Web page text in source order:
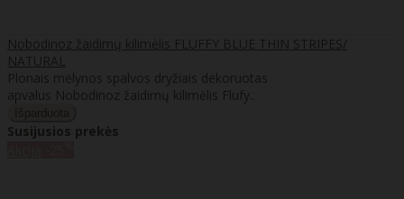
Nobodinoz žaidimų kilimėlis FLUFFY BLUE THIN STRIPES/
NATURAL
Plonais mėlynos spalvos dryžiais dekoruotas
apvalus Nobodinoz žaidimų kilimėlis Flufy..
Susijusios prekės